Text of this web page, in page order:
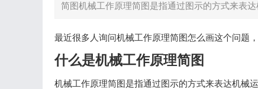
简图机械工作原理简图是指通过图示的方式来表
最近很多人询问机械工作原理简图怎么画这个问题
什么是机械工作原理简图
机械工作原理简图是指通过图示的方式来表达机械